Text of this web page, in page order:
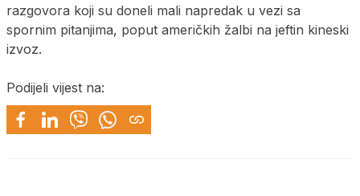
razgovora koji su doneli mali napredak u vezi sa
spornim pitanjima, poput američkih žalbi na jeftin kineski
izvoz.
Podijeli vijest na: